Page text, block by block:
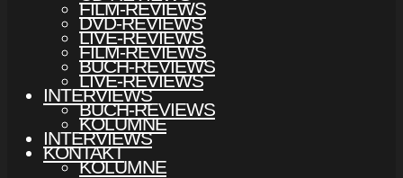
FILM-REVIEWS
LIVE-REVIEWS
BUCH-REVIEWS
INTERVIEWS
KOLUMNE
KONTAKT
DVD-REVIEWS
FILM-REVIEWS
LIVE-REVIEWS
BUCH-REVIEWS
INTERVIEWS
KOLUMNE